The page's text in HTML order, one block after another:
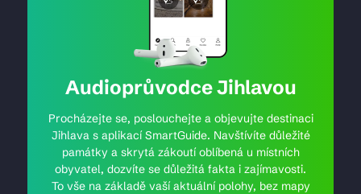
Audioprůvodce Jihlavou
Procházejte se, poslouchejte a objevujte destinaci
Jihlava s aplikací SmartGuide. Navštívíte důležité
památky a skrytá zákoutí oblíbená u místních
obyvatel, dozvíte se důležitá fakta i zajímavosti.
To vše na základě vaší aktuální polohy, bez mapy